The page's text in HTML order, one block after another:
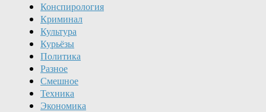
Конспирология
Криминал
Культура
Курьёзы
Политика
Разное
Смешное
Техника
Экономика